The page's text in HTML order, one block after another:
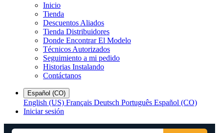
Inicio
Tienda
Descuentos Aliados
Tienda Distribuidores
Donde Encontrar El Modelo
Técnicos Autorizados
Seguimiento a mi pedido
Historias Instalando
Contáctanos
Español (CO)
English (US) Français Deutsch Português Español (CO)
Iniciar sesión